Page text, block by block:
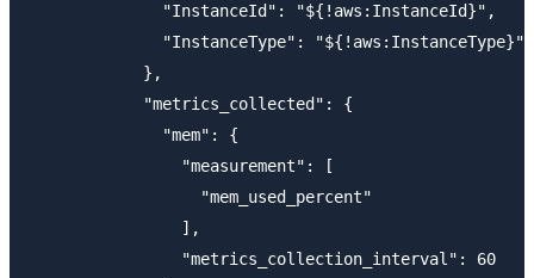
              "InstanceId": "${!aws:InstanceId}",
              "InstanceType": "${!aws:InstanceType}"
            },
            "metrics_collected": {
              "mem": {
                "measurement": [
                  "mem_used_percent"
                ],
                "metrics_collection_interval": 60